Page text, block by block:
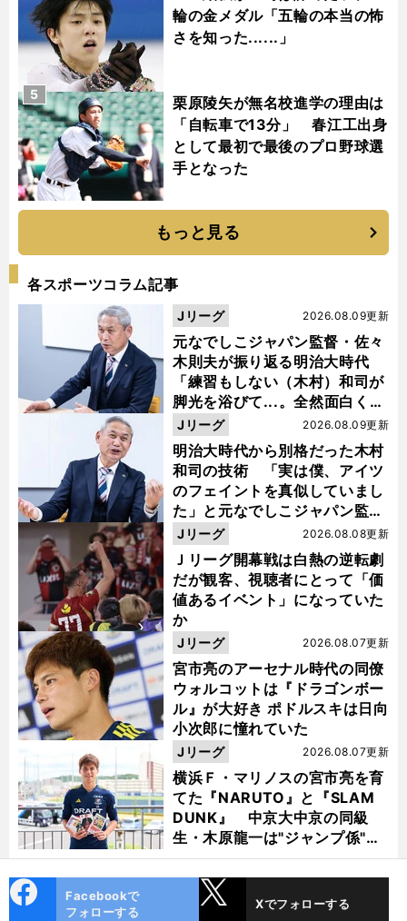
輪の金メダル「五輪の本当の怖
さを知った......」
栗原陵矢が無名校進学の理由は
「自転車で13分」 春江工出身
として最初で最後のプロ野球選
手となった
5
もっと見る
各スポーツコラム記事
元なでしこジャパン監督・佐々
木則夫が振り返る明治大時代
「練習もしない（木村）和司が
脚光を浴びて...。全然面白くな
い４年間でした」
2026.08.09更新
Jリーグ
明治大時代から別格だった木村
和司の技術 「実は僕、アイツ
のフェイントを真似していまし
た」と元なでしこジャパン監
督・佐々木則夫
2026.08.09更新
Jリーグ
Ｊリーグ開幕戦は白熱の逆転劇
だが観客、視聴者にとって「価
値あるイベント」になっていた
か
2026.08.08更新
Jリーグ
宮市亮のアーセナル時代の同僚
ウォルコットは『ドラゴンボー
ル』が大好き ポドルスキは日向
小次郎に憧れていた
2026.08.07更新
Jリーグ
横浜Ｆ・マリノスの宮市亮を育
てた『NARUTO』と『SLAM
DUNK』 中京大中京の同級
生・木原龍一は"ジャンプ係"だ
った
2026.08.07更新
Jリーグ
ok
Facebookで
フォローする
Xでフォローする